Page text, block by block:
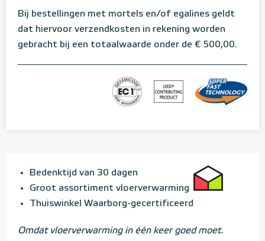
Bij bestellingen met mortels en/of egalines geldt
dat hiervoor verzendkosten in rekening worden
gebracht bij een totaalwaarde onder de € 500,00.
Bedenktijd van 30 dagen
Groot assortiment vloerverwarming
Thuiswinkel Waarborg-gecertificeerd
Omdat vloerverwarming in één keer goed moet.